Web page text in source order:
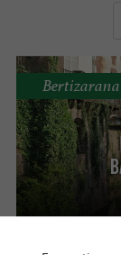
Bertizarana